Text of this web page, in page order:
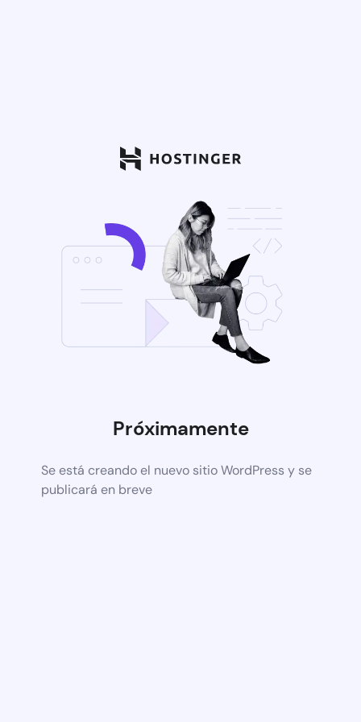
Próximamente
Se está creando el nuevo sitio WordPress y se
publicará en breve